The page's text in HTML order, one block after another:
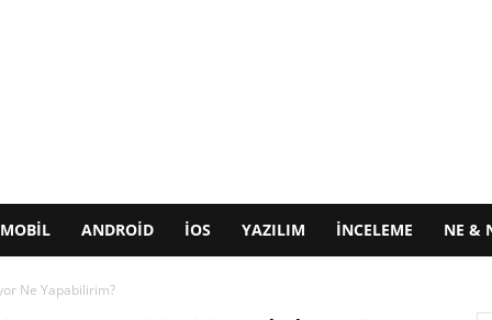
MOBIL ANDROID IOS YAZILIM İNCELEME NE &
Ne Yapabilirim?